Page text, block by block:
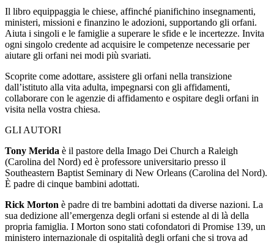
Il libro equippaggia le chiese, affinché pianifichino insegnamenti,
ministeri, missioni e finanzino le adozioni, supportando gli orfani.
Aiuta i singoli e le famiglie a superare le sfide e le incertezze. Invita
ogni singolo credente ad acquisire le competenze necessarie per
aiutare gli orfani nei modi più svariati.
Scoprite come adottare, assistere gli orfani nella transizione
dall’istituto alla vita adulta, impegnarsi con gli affidamenti,
collaborare con le agenzie di affidamento e ospitare degli orfani in
visita nella vostra chiesa.
GLI AUTORI
Tony Merida è il pastore della Imago Dei Church a Raleigh
(Carolina del Nord) ed è professore universitario presso il
Southeastern Baptist Seminary di New Orleans (Carolina del Nord).
È padre di cinque bambini adottati.
Rick Morton è padre di tre bambini adottati da diverse nazioni. La
sua dedizione all’emergenza degli orfani si estende al di là della
propria famiglia. I Morton sono stati cofondatori di Promise 139, un
ministero internazionale di ospitalità degli orfani che si trova ad